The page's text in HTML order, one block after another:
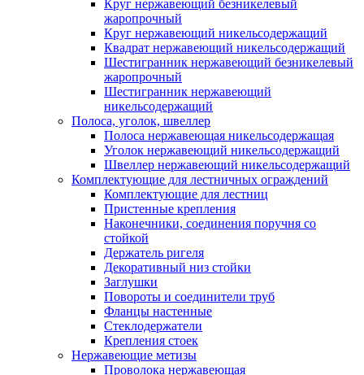
Круг нержавеющий безникелевый
жаропрочный
Круг нержавеющий никельсодержащий
Квадрат нержавеющий никельсодержащий
Шестигранник нержавеющий безникелевый
жаропрочный
Шестигранник нержавеющий
никельсодержащий
Полоса, уголок, швеллер
Полоса нержавеющая никельсодержащая
Уголок нержавеющий никельсодержащий
Швеллер нержавеющий никельсодержащий
Комплектующие для лестничных ограждений
Комплектующие для лестниц
Пристенные крепления
Наконечники, соединения поручня со
стойкой
Держатель ригеля
Декоративный низ стойки
Заглушки
Повороты и соединители труб
Фланцы настенные
Стеклодержатели
Крепления стоек
Нержавеющие метизы
Проволока нержавеющая